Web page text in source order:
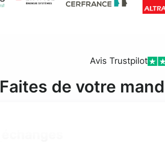
Avis Trustpilot
Faites de votre